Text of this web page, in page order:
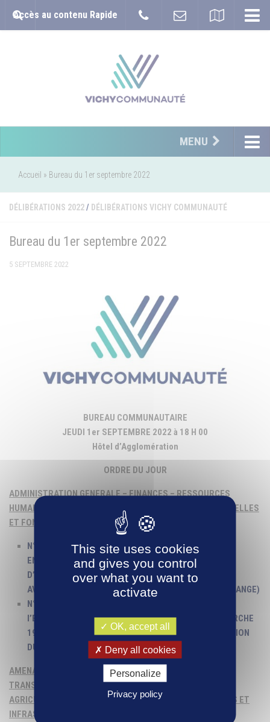
Accès au contenu Rapide
MENU
Accueil » Bureau du 1er septembre 2022
DÉLIBÉRATIONS 2022/ DÉLIBÉRATIONS VICHY COMMUNAUTÉ
Bureau du 1er septembre 2022
5 SEPTEMBRE 2022
BUREAU COMMUNAUTAIRE
JEUDI 1er SEPTEMBRE 2022 à 18 H 00
Hôtel d’Agglomération
ORDRE DU JOUR
ADMINISTRATION GENERALE – FINANCES – RESSOURCES
HUMAINES – MUTUALISATION – POLITIQUES CONTRACTUELLES
ET FONDS EUROPEENS
N° 1 – GROUPEMENT DE COMMANDES – GESTION,
ENTRETIEN ET MAINTENANCE D’AIRES D’ACCUEIL ET
D’AIRES DE GRAND PASSAGE DES GENS DU VOYAGE –
AVENANT N°1 22WG045 (rapporteur Mme Nicole COULANGE)
N° 2 – FOURNITURE DE PRODUITS CHIMIQUES POUR
l’EPURATION DES EAUX USEES – LOT 1 ET LOT 4 – MARCHE
19W_054 – AVENANT N°2 – RETRAIT DE LA DELIBERATION
DU 12 MAI 2022 (rapporteur Mme Nicole COULANGE)
AMENAGEMENT ESPACE – HABITAT ET URBANISME –
TRANSITION ECOLOGIQUE ET ENERGIES – TRANSPORTS –
AGRICULTURE – ESPACES NATURELS SENSIBLES – USAGES ET
INFRASTRUCTURES NUMERIQUES – PROJET ALIMENTAIRE
This site uses cookies
and gives you control
over what you want to
activate
OK, accept all
Deny all cookies
Personalize
Privacy policy